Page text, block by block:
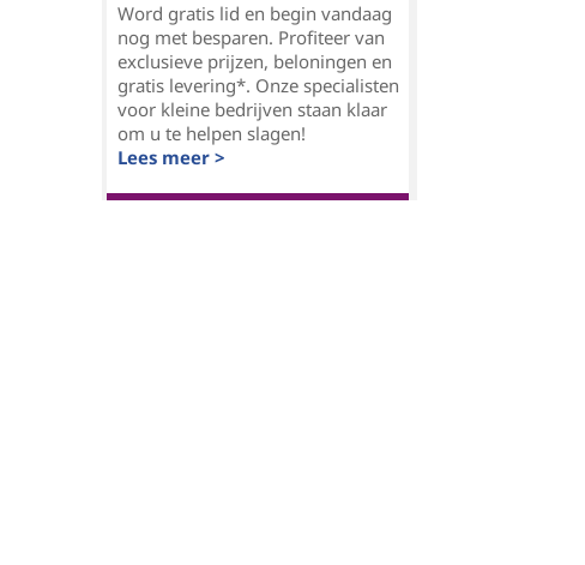
Word gratis lid en begin vandaag
nog met besparen. Profiteer van
exclusieve prijzen, beloningen en
gratis levering*. Onze specialisten
voor kleine bedrijven staan klaar
om u te helpen slagen!
Lees meer >